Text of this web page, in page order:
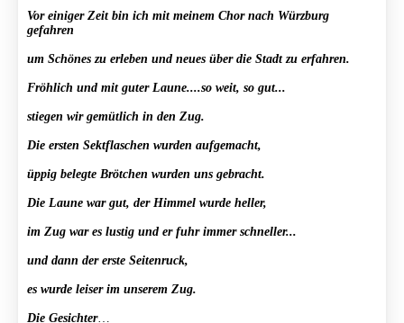
Vor einiger Zeit bin ich mit meinem Chor nach Würzburg
gefahren
um Schönes zu erleben und neues über die Stadt zu erfahren.
Fröhlich und mit guter Laune....so weit, so gut...
stiegen wir gemütlich in den Zug.
Die ersten Sektflaschen wurden aufgemacht,
üppig belegte Brötchen wurden uns gebracht.
Die Laune war gut, der Himmel wurde heller,
im Zug war es lustig und er fuhr immer schneller...
und dann der erste Seitenruck,
es wurde leiser im unserem Zug.
Die Gesichter…